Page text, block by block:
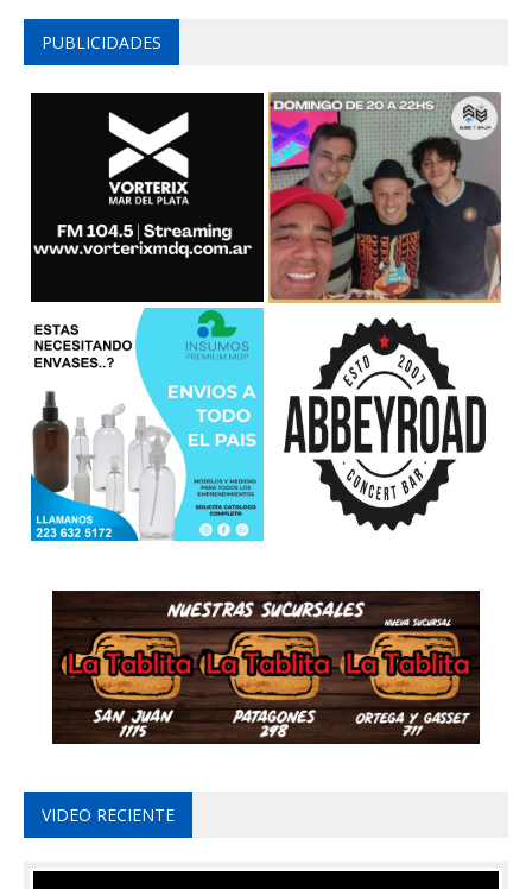
PUBLICIDADES
VIDEO RECIENTE